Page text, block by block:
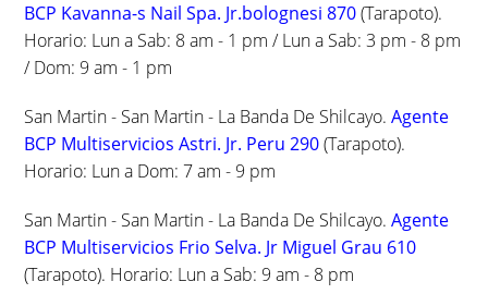
BCP Kavanna-s Nail Spa. Jr.bolognesi 870(Tarapoto).
Horario: Lun a Sab: 8 am - 1 pm / Lun a Sab: 3 pm - 8 pm
/ Dom: 9 am - 1 pm
San Martin - San Martin - La Banda De Shilcayo.Agente
BCP Multiservicios Astri. Jr. Peru 290(Tarapoto).
Horario: Lun a Dom: 7 am - 9 pm
San Martin - San Martin - La Banda De Shilcayo.Agente
BCP Multiservicios Frio Selva. Jr Miguel Grau 610
(Tarapoto). Horario: Lun a Sab: 9 am - 8 pm